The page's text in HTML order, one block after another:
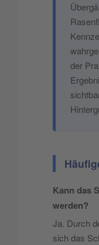
der
Kann das
werden?
Ja. Durch
sich das